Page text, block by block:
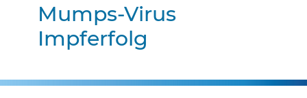
Mumps-Virus
Impferfolg